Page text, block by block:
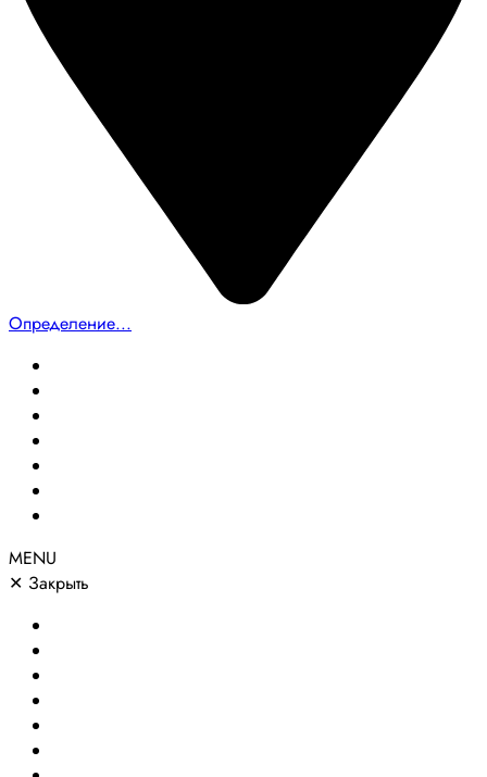
Определение...
MENU
✕ Закрыть